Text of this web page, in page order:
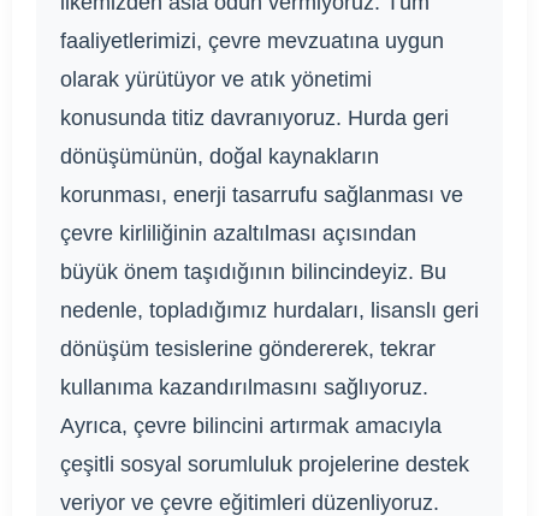
faaliyetlerimizi, çevre mevzuatına uygun
olarak yürütüyor ve atık yönetimi
konusunda titiz davranıyoruz. Hurda geri
dönüşümünün, doğal kaynakların
korunması, enerji tasarrufu sağlanması ve
çevre kirliliğinin azaltılması açısından
büyük önem taşıdığının bilincindeyiz. Bu
nedenle, topladığımız hurdaları, lisanslı geri
dönüşüm tesislerine göndererek, tekrar
kullanıma kazandırılmasını sağlıyoruz.
Ayrıca, çevre bilincini artırmak amacıyla
çeşitli sosyal sorumluluk projelerine destek
veriyor ve çevre eğitimleri düzenliyoruz.